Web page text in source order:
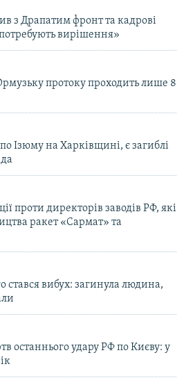
з Драпатим фронт та кадрові
вирішення»
протоку проходить лише 8
Ізюму на Харківщині, є загиблі
проти директорів заводів РФ, які
ракет «Сармат» та
стався вибух: загинула людина,
останнього удару РФ по Києву: у